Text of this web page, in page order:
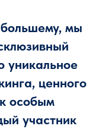
большему, мы
уникальное
ценного
особым
участник